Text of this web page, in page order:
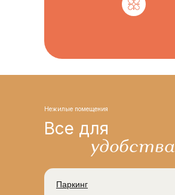
Нежилые помещения
Все для
удобства
Паркинг